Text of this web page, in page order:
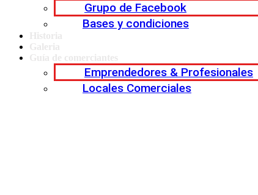
Grupo de Facebook
Bases y condiciones
Emprendedores & Profesionales
Locales Comerciales